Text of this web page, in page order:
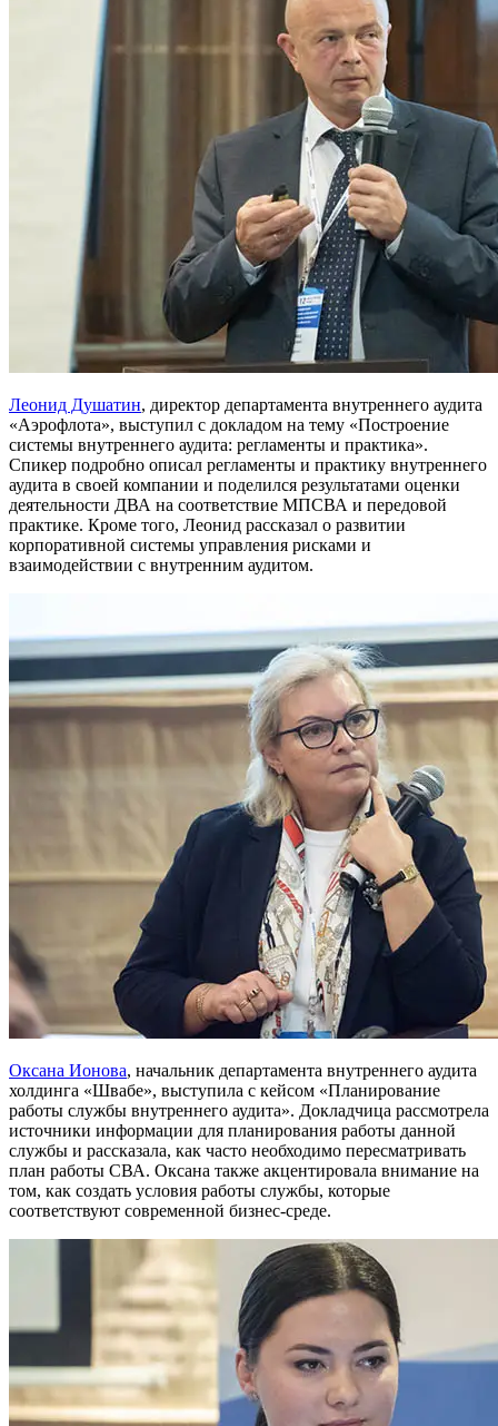
Леонид Душатин, директор департамента внутреннего аудита
«Аэрофлота», выступил с докладом на тему «Построение
системы внутреннего аудита: регламенты и практика».
Спикер подробно описал регламенты и практику внутреннего
аудита в своей компании и поделился результатами оценки
деятельности ДВА на соответствие МПСВА и передовой
практике. Кроме того, Леонид рассказал о развитии
корпоративной системы управления рисками и
взаимодействии с внутренним аудитом.
Оксана Ионова, начальник департамента внутреннего аудита
холдинга «Швабе», выступила с кейсом «Планирование
работы службы внутреннего аудита». Докладчица рассмотрела
источники информации для планирования работы данной
службы и рассказала, как часто необходимо пересматривать
план работы СВА. Оксана также акцентировала внимание на
том, как создать условия работы службы, которые
соответствуют современной бизнес-среде.